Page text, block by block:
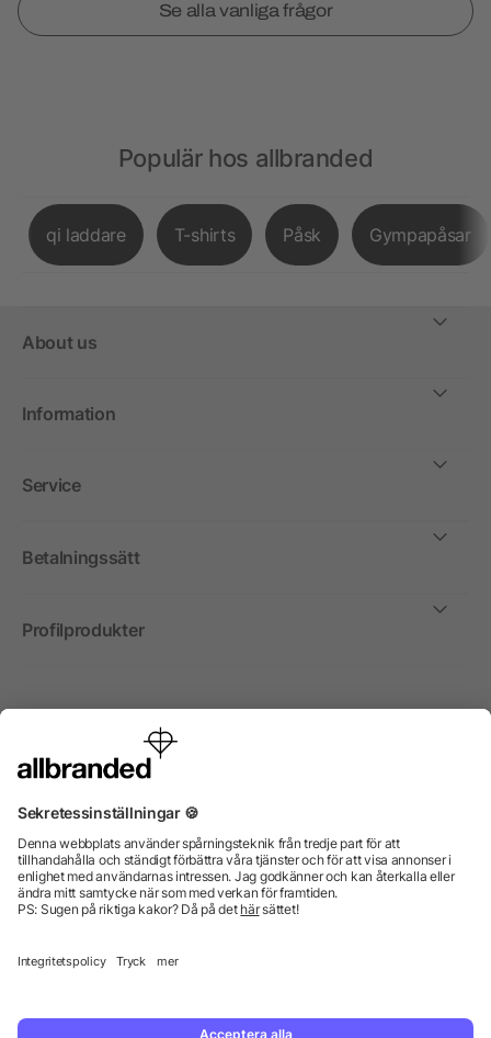
Se alla vanliga frågor
Populär hos allbranded
qi laddare T-shirts Påsk Gympapåsar
About us
Information
Service
Betalningssätt
Profilprodukter
Internationellt
enbart till företag, institutioner, föreningar och
© 2026 allbranded GmbH.